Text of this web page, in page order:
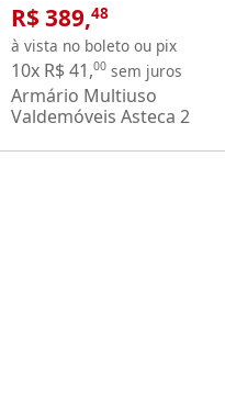
R$ 389,48
à vista no boleto ou pix
10x R$ 41,00 sem juros
Armário Multiuso
Valdemóveis Asteca 2
Cinamomo